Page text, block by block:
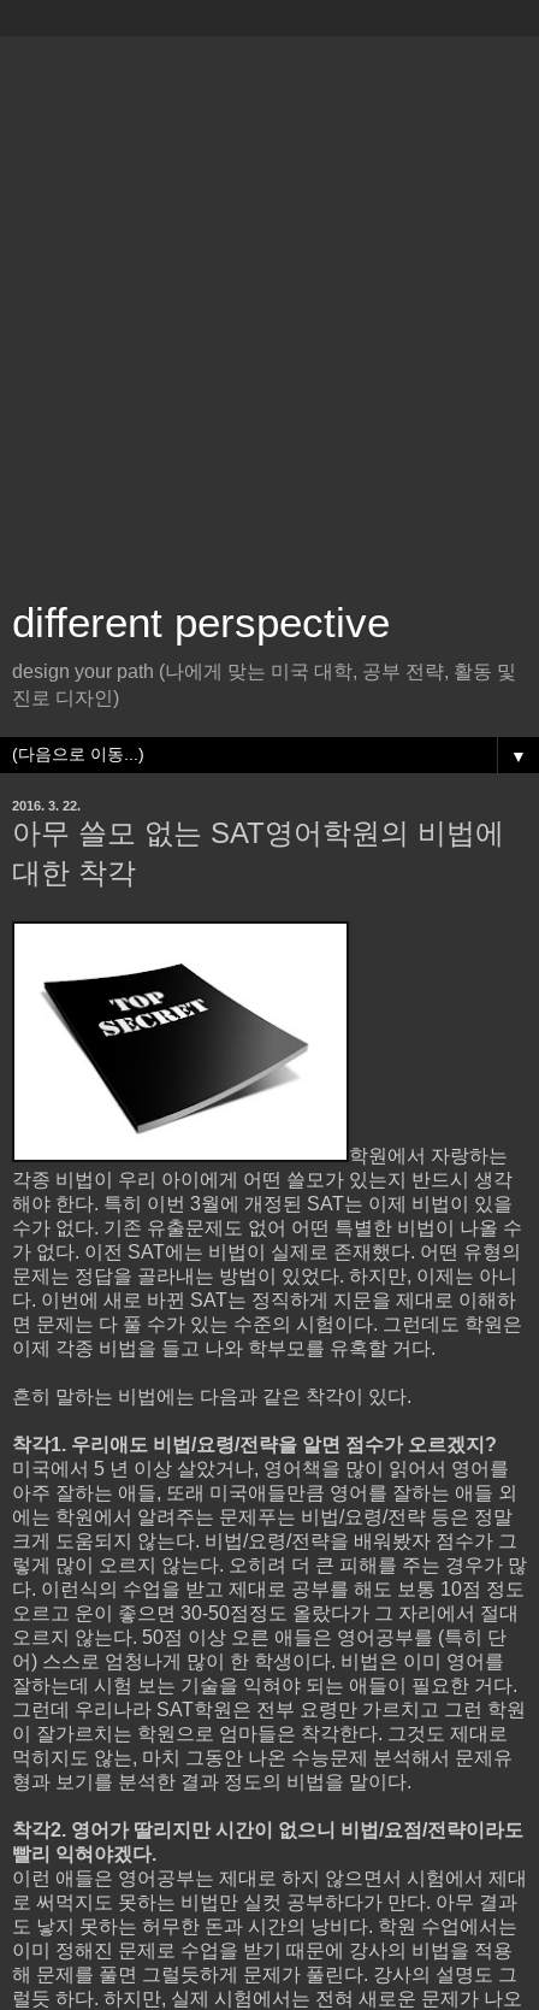
different perspective
design your path (나에게 맞는 미국 대학, 공부 전략, 활동 및
진로 디자인)
▼
2016. 3. 22.
아무 쓸모 없는 SAT영어학원의 비법에
대한 착각
학원에서 자랑하는
각종 비법이 우리 아이에게 어떤 쓸모가 있는지 반드시 생각
해야 한다. 특히 이번 3월에 개정된 SAT는 이제 비법이 있을
수가 없다. 기존 유출문제도 없어 어떤 특별한 비법이 나올 수
가 없다. 이전 SAT에는 비법이 실제로 존재했다. 어떤 유형의
문제는 정답을 골라내는 방법이 있었다. 하지만, 이제는 아니
다. 이번에 새로 바뀐 SAT는 정직하게 지문을 제대로 이해하
면 문제는 다 풀 수가 있는 수준의 시험이다. 그런데도 학원은
이제 각종 비법을 들고 나와 학부모를 유혹할 거다.
흔히 말하는 비법에는 다음과 같은 착각이 있다.
착각1. 우리애도 비법/요령/전략을 알면 점수가 오르겠지?
미국에서 5 년 이상 살았거나, 영어책을 많이 읽어서 영어를
아주 잘하는 애들, 또래 미국애들만큼 영어를 잘하는 애들 외
에는 학원에서 알려주는 문제푸는 비법/요령/전략 등은 정말
크게 도움되지 않는다. 비법/요령/전략을 배워봤자 점수가 그
렇게 많이 오르지 않는다. 오히려 더 큰 피해를 주는 경우가 많
다. 이런식의 수업을 받고 제대로 공부를 해도 보통 10점 정도
오르고 운이 좋으면 30-50점정도 올랐다가 그 자리에서 절대
오르지 않는다. 50점 이상 오른 애들은 영어공부를 (특히 단
어) 스스로 엄청나게 많이 한 학생이다. 비법은 이미 영어를
잘하는데 시험 보는 기술을 익혀야 되는 애들이 필요한 거다.
그런데 우리나라 SAT학원은 전부 요령만 가르치고 그런 학원
이 잘가르치는 학원으로 엄마들은 착각한다. 그것도 제대로
먹히지도 않는, 마치 그동안 나온 수능문제 분석해서 문제유
형과 보기를 분석한 결과 정도의 비법을 말이다.
착각2. 영어가 딸리지만 시간이 없으니 비법/요점/전략이라도
빨리 익혀야겠다.
이런 애들은 영어공부는 제대로 하지 않으면서 시험에서 제대
로 써먹지도 못하는 비법만 실컷 공부하다가 만다. 아무 결과
도 낳지 못하는 허무한 돈과 시간의 낭비다. 학원 수업에서는
이미 정해진 문제로 수업을 받기 때문에 강사의 비법을 적용
해 문제를 풀면 그럴듯하게 문제가 풀린다. 강사의 설명도 그
럴듯 하다. 하지만, 실제 시험에서는 전혀 새로운 문제가 나오